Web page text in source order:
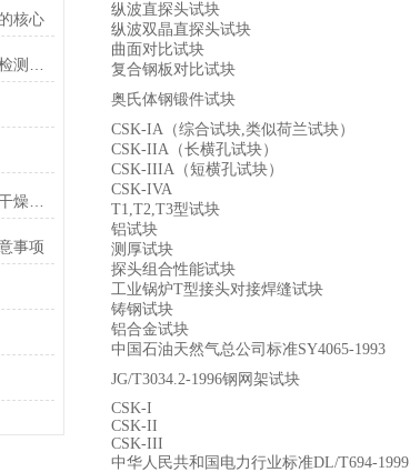
核心
事项
纵波直探头试块
纵波双晶直探头试块
曲面对比试块
复合钢板对比试块
奥氏体钢锻件试块
CSK-IA（综合试块,类似荷兰试块）
CSK-IIA（长横孔试块）
CSK-IIIA（ 短横孔试块）
CSK-IVA
T1,T2,T3型试块
铝试块
测厚试块
探头组合性能试块
工业锅炉T型接头对接焊缝试块
铸钢试块
铝合金试块
中国石油天然气总公司标准SY4065-1993
JG/T3034.2-1996钢网架试块
CSK-I
CSK-II
CSK-III
中华人民共和国电力行业标准DL/T694-1999